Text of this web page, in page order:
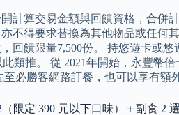
計算交易金額與回饋資格，合併
不得要求替換為其他物品或任何
回饋限量7,500份。 持悠遊卡或悠
類推。 從 2021年開始，永豐幣
必勝客網路訂餐，也可以享有額
限定 390 元以下口味）＋副食 2